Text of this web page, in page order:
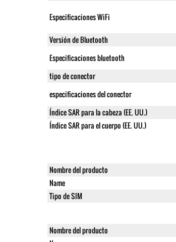
Especificaciones WiFi
Versión de Bluetooth
Especificaciones bluetooth
tipo de conector
especificaciones del conector
Índice SAR para la cabeza (EE. UU.)
Índice SAR para el cuerpo (EE. UU.)
Nombre del producto
Name
Tipo de SIM
Nombre del producto